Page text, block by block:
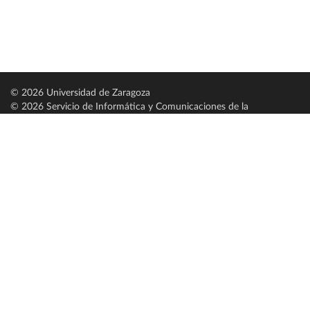
© 2026 Universidad de Zaragoza
© 2026 Servicio de Informática y Comunicaciones de la